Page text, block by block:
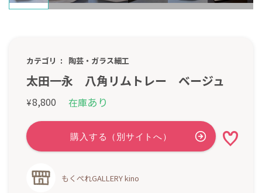
カテゴリ 陶芸・ガラス細工
太田一永 八角リムトレー ベージュ
¥8,800 在庫あり
もくぺれGALLERY kino